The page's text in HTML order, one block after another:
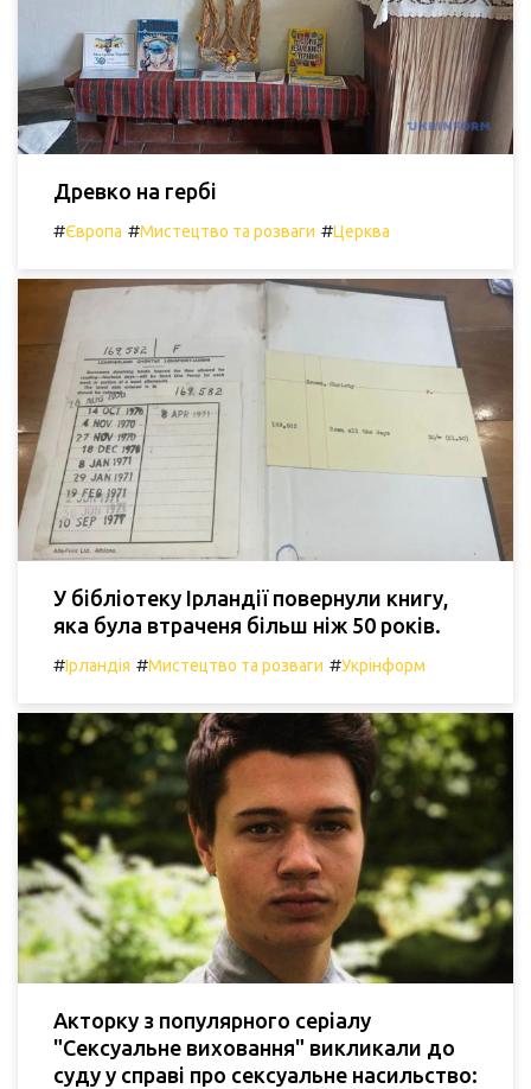
Древко на гербі
#Європа #Мистецтво та розваги #Церква
У бібліотеку Ірландії повернули книгу,
яка була втраченя більш ніж 50 років.
#Ірландія #Мистецтво та розваги #Укрінформ
Акторку з популярного серіалу
"Сексуальне виховання" викликали до
суду у справі про сексуальне насильство: